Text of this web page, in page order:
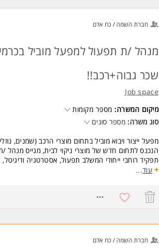
חברת השמה / כח אדם
מנהל /ת תפעול למפעל מוביל
שכר גבוה+רכב!!
Job space
מיקום המשרה: מספר מקומות
סוג משרה: מספר סוגים
מפעל ייצור ויבוא מוביל בתחום מוצרי הרכב (שמנים,
הנכנס לתחום חדש של מוצרי ניקוי לבית, מגייס מנהל
תפקיד רוחבי ייחודי המשלב תפעול, אסטרטגיה
והדרכה מלאה בכניסה!
- ניהול בק-אופיס ותפעול: טיפול בהזמנות, עבודה מול
- אסטרטגיה ופיתוח: שותפות מלאה בפיתוח קו
- הנעה והובלה: תהליכים מקצה לקצה, בקרת נהלים
שכר ותנאים:
עוד...
חברת השמה / כח אדם